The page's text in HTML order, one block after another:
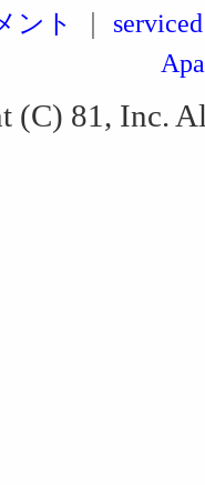
ント
(C) 81, Inc.